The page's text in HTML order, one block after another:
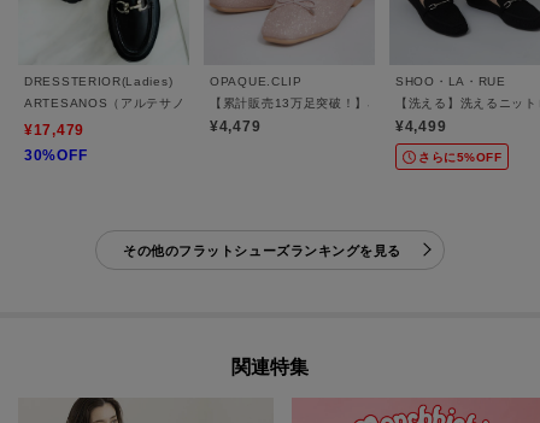
DRESSTERIOR(Ladies)
ARTESANOS（アルテサノス）【別注】金具付きローファー
¥17,479
30%OFF
OPAQUE.CLIP
【累計販売13万足突破！】名品フラットバレエシューズ
¥4,479
SHOO・LA・RUE
【洗える】洗えるニッ
¥4,499
さらに5%OFF
その他のフラットシューズランキングを見る
関連特集